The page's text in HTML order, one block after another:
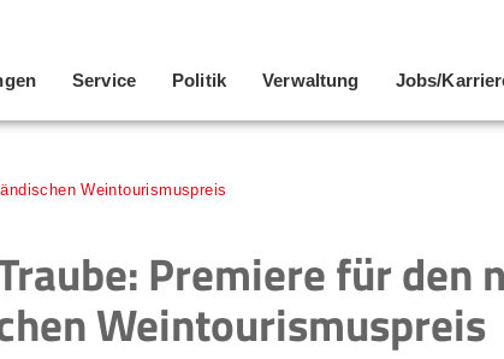
Service Politik Verwaltung Jobs/
Weintourismuspreis
Premiere für den
Weintourismuspreis